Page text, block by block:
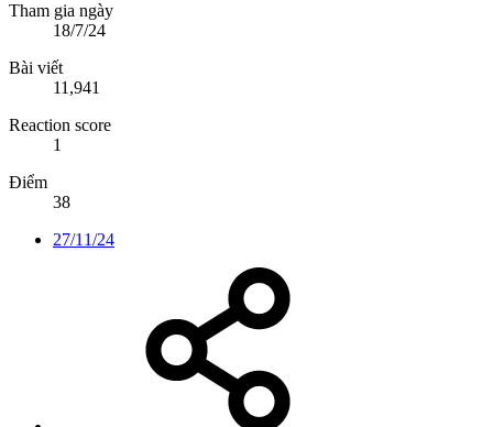
Tham gia ngày
18/7/24
Bài viết
11,941
Reaction score
1
Điểm
38
27/11/24